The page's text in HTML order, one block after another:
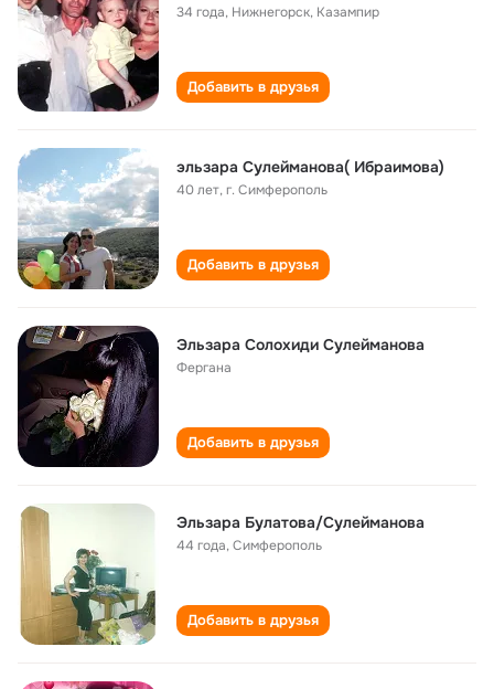
34 года, Нижнегорск, Казампир
Добавить в друзья
эльзара Сулейманова( Ибраимова)
40 лет,г. Симферополь
Добавить в друзья
Эльзара Солохиди Сулейманова
Фергана
Добавить в друзья
Эльзара Булатова/Сулейманова
44 года,Симферополь
Добавить в друзья